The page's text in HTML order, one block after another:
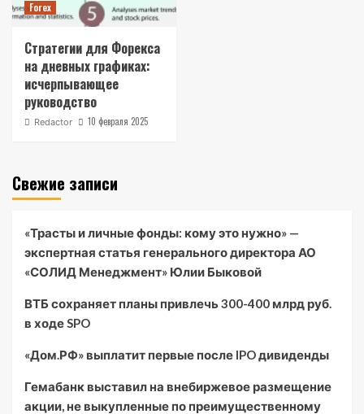
Forex
Стратегии для Форекса
на дневных графиках:
исчерпывающее
руководство
Redactor 10 февраля 2025
Свежие записи
«Трасты и личные фонды: кому это нужно» —
экспертная статья генерального директора АО
«СОЛИД Менеджмент» Юлии Быковой
ВТБ сохраняет планы привлечь 300-400 млрд руб.
в ходе SPO
«Дом.РФ» выплатит первые после IPO дивиденды
Гемабанк выставил на внебиржевое размещение
акции, не выкупленные по преимущественному